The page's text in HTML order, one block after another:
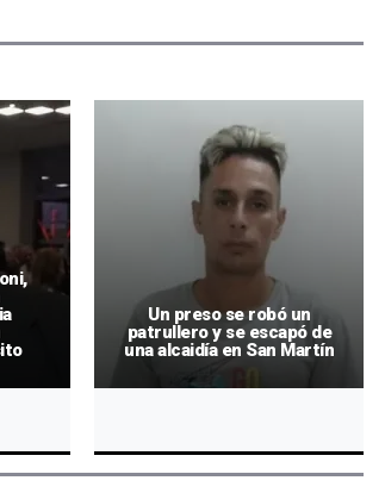
Un preso se robó un
patrullero y se escapó de
una alcaidía en San Martín